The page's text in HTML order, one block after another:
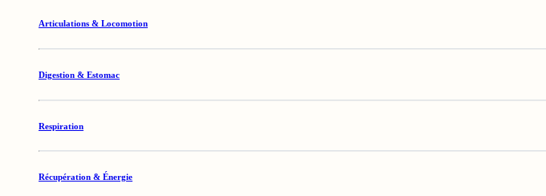
Articulations & Locomotion
Digestion & Estomac
Respiration
Récupération & Énergie